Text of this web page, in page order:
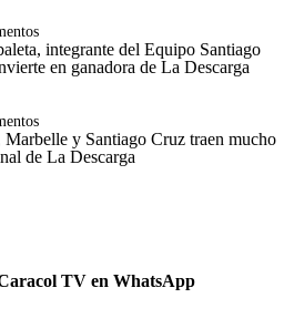
integrante del Equipo Santiago
en ganadora de La Descarga
y Santiago Cruz traen mucho
de La Descarga
TV en WhatsApp